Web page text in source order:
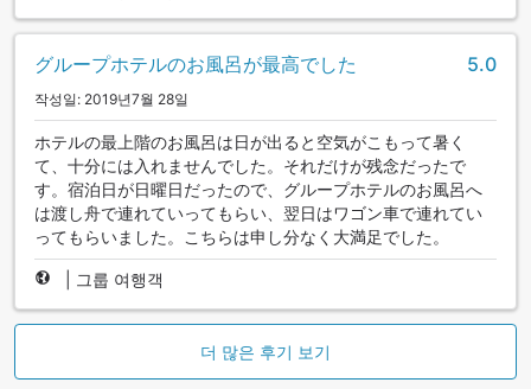
グループホテルのお風呂が最高でした 5.0
작성일: 2019년7월 28일
ホテルの最上階のお風呂は日が出ると空気がこもって暑く
て、十分には入れませんでした。それだけが残念だったで
す。宿泊日が日曜日だったので、グループホテルのお風呂へ
は渡し舟で連れていってもらい、翌日はワゴン車で連れてい
ってもらいました。こちらは申し分なく大満足でした。
그룹 여행객
더 많은 후기 보기